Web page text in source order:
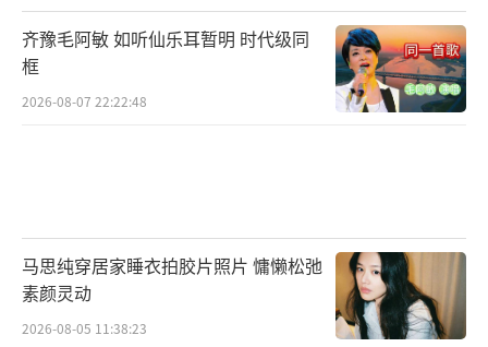
疼叠加，催生更强烈的守护欲与共情。
共鸣的井喷式爆发，离不开社交媒体对集
体记忆的催化。“#孙怡乘风时光机造型是黎璃
的“白月光”“泪目”，彰显出群体情感宣泄
的传染性。对90后受众而言，黎璃是青春期情
感启蒙的教科书；对Z世代，她则是通过二创视
齐豫毛阿敏 如听仙乐耳暂明 时代级同
框
2026-08-07 22:22:48
马思纯穿居家睡衣拍胶片照片 慵懒松弛
素颜灵动
2026-08-05 11:38:23